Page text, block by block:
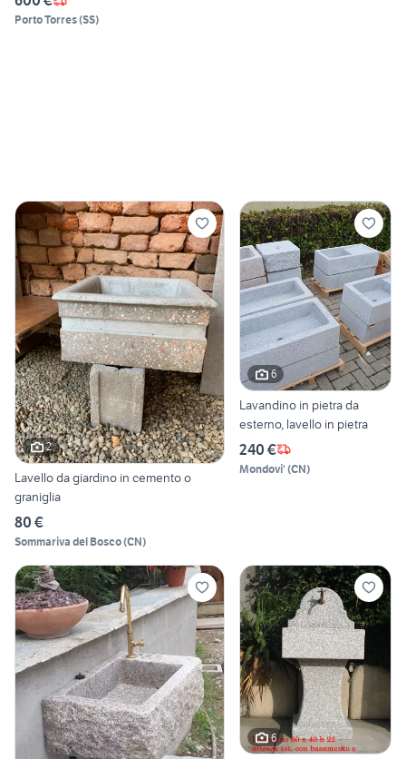
Porto Torres(SS)
2
Lavello da giardino in cemento o
graniglia
80 €
Sommariva del Bosco(CN)
6
Lavandino in pietra da
esterno, lavello in pietra
240 €
Mondovi' (CN)
6